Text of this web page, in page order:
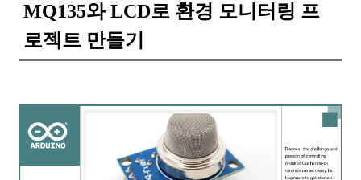
MQ135와 LCD로 환경 모니터링 프
로젝트 만들기